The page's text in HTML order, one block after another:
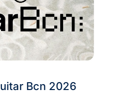
Bcn 2026